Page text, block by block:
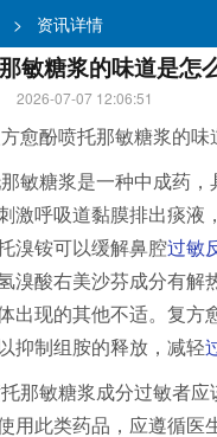
> 资讯详情
敏糖浆的味道是怎
2026-07-07 12:06:51
愈酚喷托那敏糖浆的味
敏糖浆是一种中成药，
激呼吸道黏膜排出痰液
溴铵可以缓解鼻腔过敏
溴酸右美沙芬成分有解
出现的其他不适。复方
抑制组胺的释放，减轻
那敏糖浆成分过敏者应
用此类药品，应遵循医